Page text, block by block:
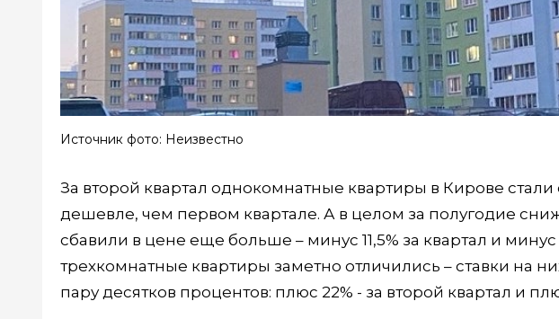
Источник фото: Неизвестно
За второй квартал однокомнатные квартиры в Кирове стали
дешевле, чем первом квартале. А в целом за полугодие
сбавили в цене еще больше – минус 11,5% за квартал и минус
трехкомнатные квартиры заметно отличились – ставки на
пару десятков процентов: плюс 22% - за второй квартал и